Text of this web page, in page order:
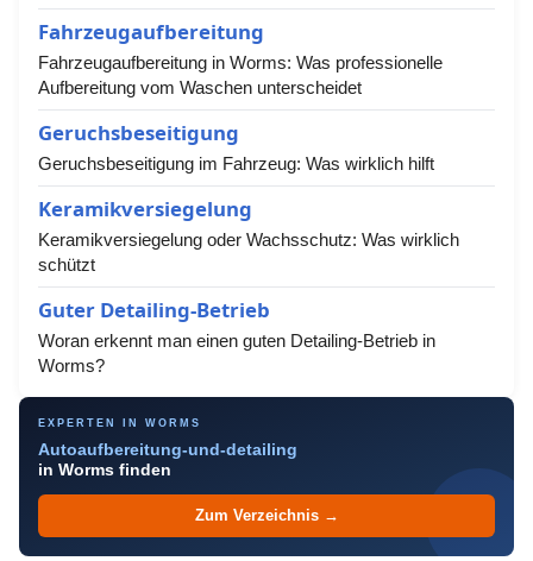
Fahrzeugaufbereitung
Fahrzeugaufbereitung in Worms: Was professionelle
Aufbereitung vom Waschen unterscheidet
Geruchsbeseitigung
Geruchsbeseitigung im Fahrzeug: Was wirklich hilft
Keramikversiegelung
Keramikversiegelung oder Wachsschutz: Was wirklich
schützt
Guter Detailing-Betrieb
Woran erkennt man einen guten Detailing-Betrieb in
Worms?
EXPERTEN IN WORMS
Autoaufbereitung-und-detailing
in Worms finden
Zum Verzeichnis →